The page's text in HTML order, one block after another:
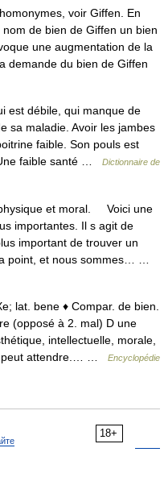
voir Giffen. En
de bien de Giffen un bien
une augmentation de la
demande du bien de Giffen
est débile, qui manque de
sa maladie. Avoir les jambes
faible. Son pouls est
faible santé …
Dictionnaire de
et moral. Voici une
importantes. Il s agit de
important de trouver un
point, et nous sommes… …
lat. bene ♦ Compar. de bien.
(opposé à 2. mal) D une
intellectuelle, morale,
peut attendre.… …
Encyclopédie
18+